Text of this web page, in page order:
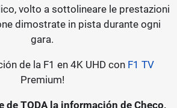
volto a sottolineare le prestazioni
dimostrate in pista durante ogni
gara.
de la F1 en 4K UHD con F1 TV
Premium!
de TODA la información de Checo,